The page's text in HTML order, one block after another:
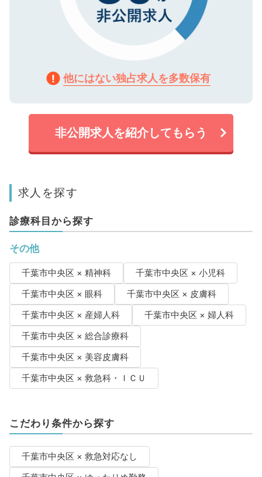
他にはない独占求人を多数保有
非公開求人を紹介してもらう
求人を探す
診療科目から探す
その他
千葉市中央区 × 精神科
千葉市中央区 × 小児科
千葉市中央区 × 眼科
千葉市中央区 × 皮膚科
千葉市中央区 × 産婦人科
千葉市中央区 × 婦人科
千葉市中央区 × 総合診療科
千葉市中央区 × 美容皮膚科
千葉市中央区 × 救急科・ＩＣＵ
こだわり条件から探す
千葉市中央区 × 救急対応なし